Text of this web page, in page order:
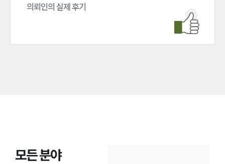
의뢰인의 실제 후기
모든 분야